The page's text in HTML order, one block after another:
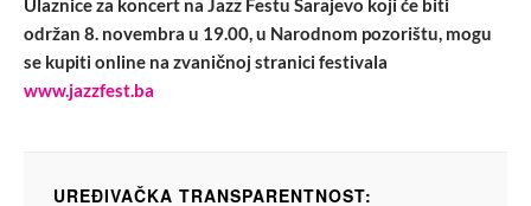
Ulaznice za koncert na Jazz Festu Sarajevo koji će biti
održan 8. novembra u 19.00, u Narodnom pozorištu, mogu
se kupiti online na zvaničnoj stranici festivala
www.jazzfest.ba
UREĐIVAČKA TRANSPARENTNOST: